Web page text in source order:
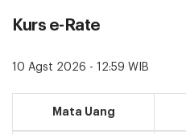
Kurs e-Rate
10 Agst 2026 - 12:59 WIB
Mata Uang